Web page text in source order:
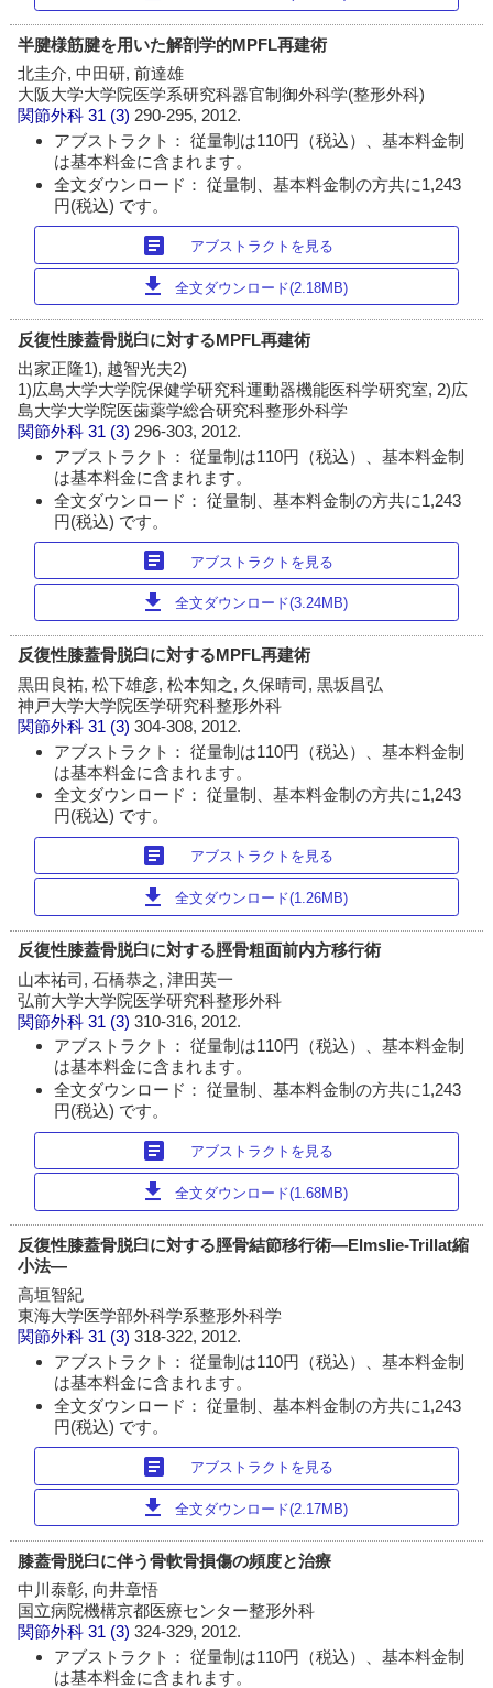
半腱様筋腱を用いた解剖学的MPFL再建術
北圭介, 中田研, 前達雄
大阪大学大学院医学系研究科器官制御外科学(整形外科)
関節外科 31 (3) 290-295, 2012.
アブストラクト： 従量制は110円（税込）、基本料金制
は基本料金に含まれます。
全文ダウンロード： 従量制、基本料金制の方共に1,243
円(税込) です。
article アブストラクトを見る
download 全文ダウンロード(2.18MB)
反復性膝蓋骨脱臼に対するMPFL再建術
出家正隆1), 越智光夫2)
1)広島大学大学院保健学研究科運動器機能医科学研究室, 2)広
島大学大学院医歯薬学総合研究科整形外科学
関節外科 31 (3) 296-303, 2012.
アブストラクト： 従量制は110円（税込）、基本料金制
は基本料金に含まれます。
全文ダウンロード： 従量制、基本料金制の方共に1,243
円(税込) です。
article アブストラクトを見る
download 全文ダウンロード(3.24MB)
反復性膝蓋骨脱臼に対するMPFL再建術
黒田良祐, 松下雄彦, 松本知之, 久保晴司, 黒坂昌弘
神戸大学大学院医学研究科整形外科
関節外科 31 (3)304-308, 2012.
アブストラクト： 従量制は110円（税込）、基本料金制
は基本料金に含まれます。
全文ダウンロード： 従量制、基本料金制の方共に1,243
円(税込) です。
article アブストラクトを見る
download 全文ダウンロード(1.26MB)
反復性膝蓋骨脱臼に対する脛骨粗面前内方移行術
山本祐司, 石橋恭之, 津田英一
弘前大学大学院医学研究科整形外科
関節外科 31 (3)310-316, 2012.
アブストラクト： 従量制は110円（税込）、基本料金制
は基本料金に含まれます。
全文ダウンロード： 従量制、基本料金制の方共に1,243
円(税込) です。
article アブストラクトを見る
download 全文ダウンロード(1.68MB)
反復性膝蓋骨脱臼に対する脛骨結節移行術―Elmslie-Trillat縮
小法―
高垣智紀
東海大学医学部外科学系整形外科学
関節外科 31 (3)318-322, 2012.
アブストラクト： 従量制は110円（税込）、基本料金制
は基本料金に含まれます。
全文ダウンロード： 従量制、基本料金制の方共に1,243
円(税込) です。
article アブストラクトを見る
download 全文ダウンロード(2.17MB)
膝蓋骨脱臼に伴う骨軟骨損傷の頻度と治療
中川泰彰, 向井章悟
国立病院機構京都医療センター整形外科
関節外科 31 (3)324-329, 2012.
アブストラクト： 従量制は110円（税込）、基本料金制
は基本料金に含まれます。